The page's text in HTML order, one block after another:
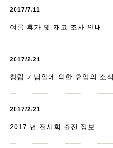
2017/7/11
여름 휴가 및 재고 조사 안내
2017/2/21
창립 기념일에 의한 휴업의 소식
2017/2/21
2017 년 전시회 출전 정보